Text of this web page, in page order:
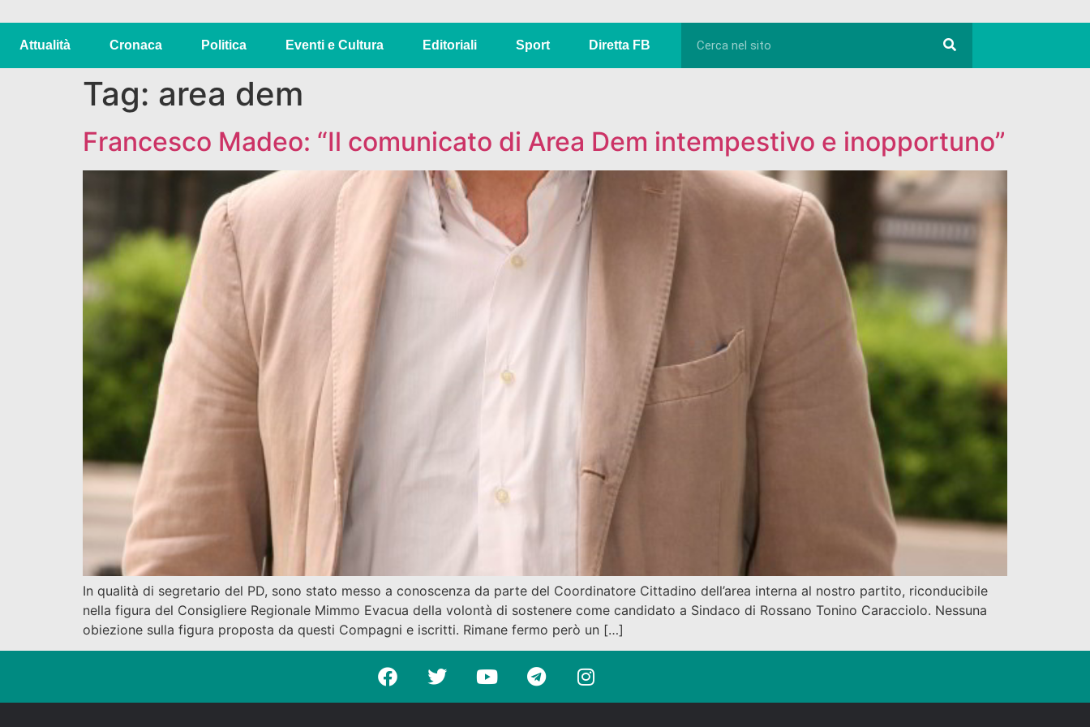
Attualità Cronaca Politica Eventi e Cultura Editoriali Sport Diretta FB
Tag: area dem
Francesco Madeo: “Il comunicato di Area Dem intempestivo e inopportuno”
In qualità di segretario del PD, sono stato messo a conoscenza da parte del Coordinatore Cittadino dell’area interna al nostro partito, riconducibile
nella figura del Consigliere Regionale Mimmo Evacua della volontà di sostenere come candidato a Sindaco di Rossano Tonino Caracciolo. Nessuna
obiezione sulla figura proposta da questi Compagni e iscritti. Rimane fermo però un […]